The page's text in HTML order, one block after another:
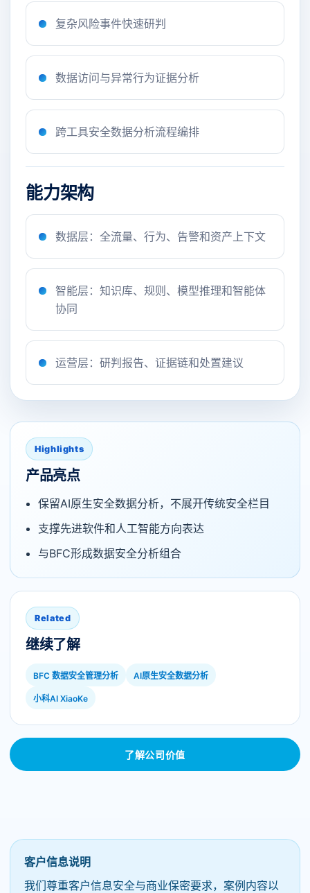
复杂风险事件快速研判
数据访问与异常行为证据分析
跨工具安全数据分析流程编排
能力架构
数据层：全流量、行为、告警和资产上下文
智能层：知识库、规则、模型推理和智能体
协同
运营层：研判报告、证据链和处置建议
Highlights
产品亮点
保留AI原生安全数据分析，不展开传统安全栏目
支撑先进软件和人工智能方向表达
与BFC形成数据安全分析组合
Related
继续了解
BFC 数据安全管理分析 AI原生安全数据分析
小科AI XiaoKe
了解公司价值
客户信息说明
我们尊重客户信息安全与商业保密要求，案例内容以